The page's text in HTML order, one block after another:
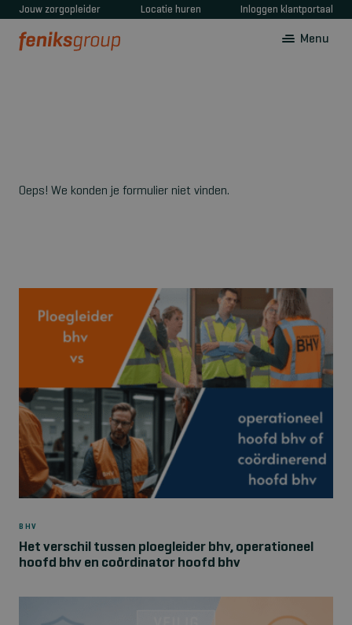
Jouw zorgopleider Locatie huren Inloggen klantportaal
Menu
Oeps! We konden je formulier niet vinden.
BHV
Het verschil tussen ploegleider bhv, operationeel
hoofd bhv en coördinator hoofd bhv